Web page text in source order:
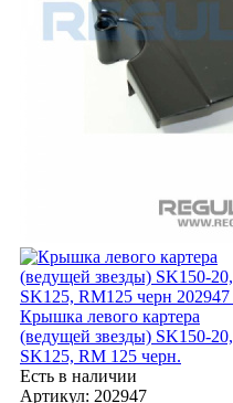
Крышка левого картера
(ведущей звезды) SK150-20,
SK125, RM 125 черн.
Есть в наличии
Артикул: 202947